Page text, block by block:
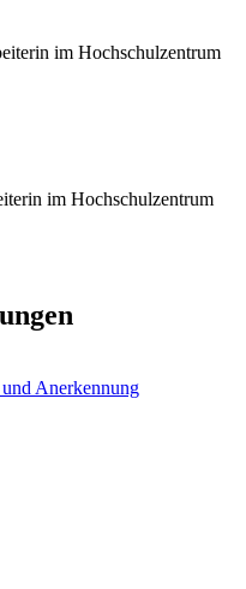
im Hochschulzentrum
im Hochschulzentrum
Anerkennung